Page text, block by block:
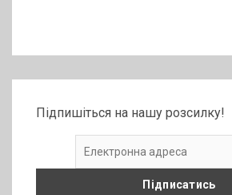
Підпишіться на нашу розсилку!